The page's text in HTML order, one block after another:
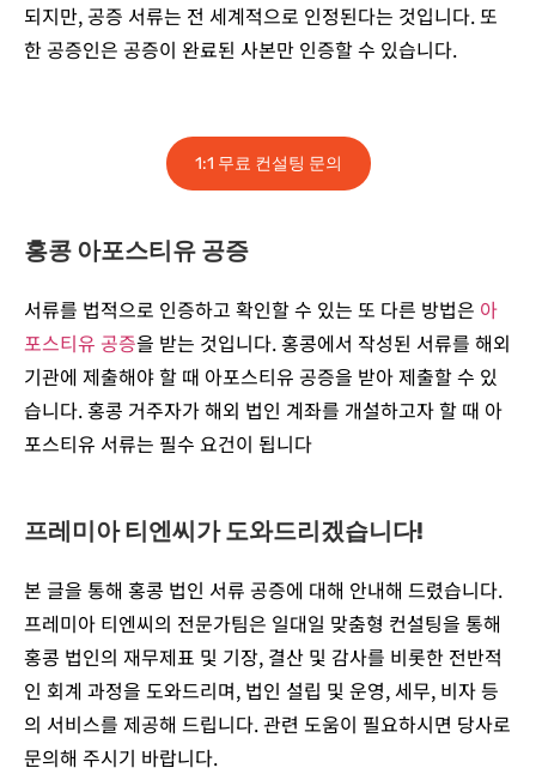
되지만, 공증 서류는 전 세계적으로 인정된다는 것입니다. 또
한 공증인은 공증이 완료된 사본만 인증할 수 있습니다.
1:1 무료 컨설팅 문의
홍콩 아포스티유 공증
서류를 법적으로 인증하고 확인할 수 있는 또 다른 방법은 아
포스티유 공증을 받는 것입니다. 홍콩에서 작성된 서류를 해외
기관에 제출해야 할 때 아포스티유 공증을 받아 제출할 수 있
습니다. 홍콩 거주자가 해외 법인 계좌를 개설하고자 할 때 아
포스티유 서류는 필수 요건이 됩니다
프레미아 티엔씨가 도와드리겠습니다!
본 글을 통해 홍콩 법인 서류 공증에 대해 안내해 드렸습니다.
프레미아 티엔씨의 전문가팀은 일대일 맞춤형 컨설팅을 통해
홍콩 법인의 재무제표 및 기장, 결산 및 감사를 비롯한 전반적
인 회계 과정을 도와드리며, 법인 설립 및 운영, 세무, 비자 등
의 서비스를 제공해 드립니다. 관련 도움이 필요하시면 당사로
문의해 주시기 바랍니다.